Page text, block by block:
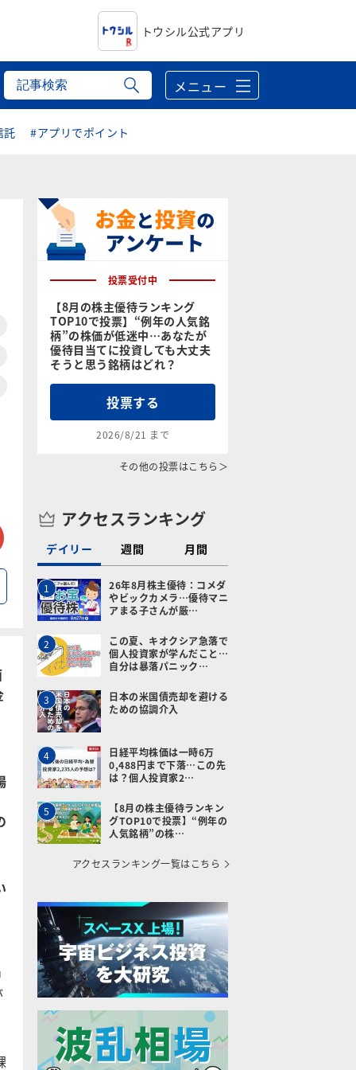
トウシル公式アプリ
メニュー
託 #アプリでポイント
メールで送る
投票受付中
【8月の株主優待ランキング
TOP10で投票】“例年の人気銘
柄”の株価が低迷中…あなたが
優待目当てに投資しても大丈夫
そうと思う銘柄はどれ？
投票する
2026/8/21 まで
その他の投票はこちら＞
アクセスランキング
デイリー 週間 月間
1
26年8月株主優待：コメダ
やビックカメラ…優待マニ
アまる子さんが厳…
2
この夏、キオクシア急落で
個人投資家が学んだこと…
自分は暴落パニック…
3
日本の米国債売却を避ける
ための協調介入
4
日経平均株価は一時6万
0,488円まで下落…この先
は？個人投資家2…
5
【8月の株主優待ランキン
グTOP10で投票】“例年の
人気銘柄”の株…
アクセスランキング一覧はこちら